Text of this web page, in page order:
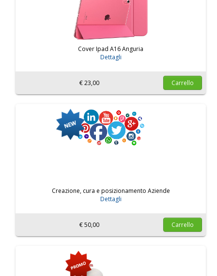
Cover Ipad A16 Anguria
Dettagli
€ 23,00 Carrello
Creazione, cura e posizionamento Aziende
Dettagli
€ 50,00 Carrello